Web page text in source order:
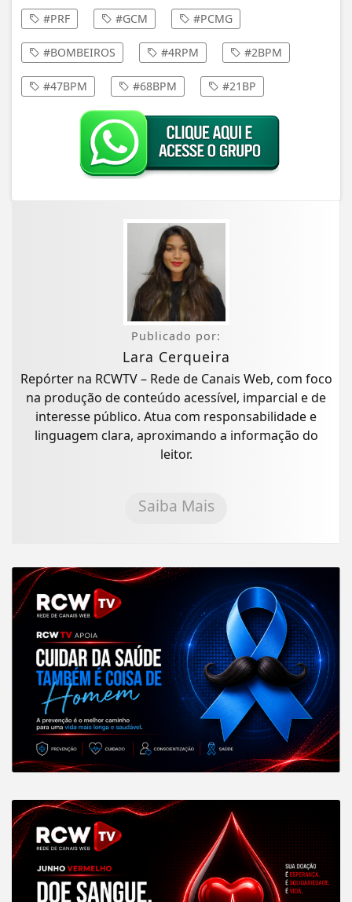
#PRF #GCM #PCMG
#BOMBEIROS #4RPM #2BPM
#47BPM #68BPM #21BP
Publicado por:
Lara Cerqueira
Repórter na RCWTV – Rede de Canais Web, com foco
na produção de conteúdo acessível, imparcial e de
interesse público. Atua com responsabilidade e
linguagem clara, aproximando a informação do
leitor.
Saiba Mais